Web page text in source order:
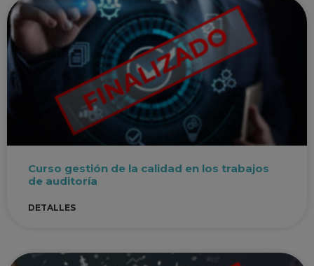
Curso gestión de la calidad en los trabajos
de auditoría
DETALLES